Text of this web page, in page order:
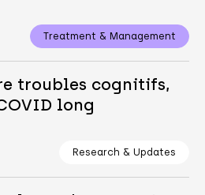
Treatment & Management
troubles cognitifs,
long
Research & Updates